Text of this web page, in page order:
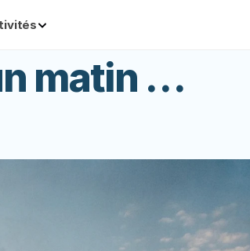
matin …